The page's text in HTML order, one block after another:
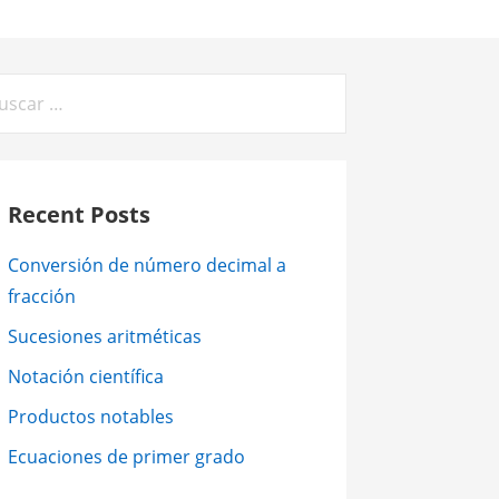
Recent Posts
Conversión de número decimal a
fracción
Sucesiones aritméticas
Notación científica
Productos notables
Ecuaciones de primer grado